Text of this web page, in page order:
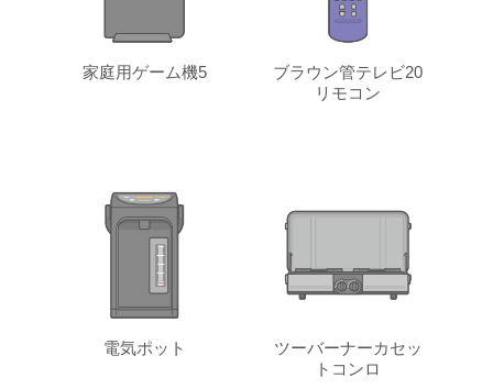
家庭用ゲーム機5
ブラウン管テレビ20
リモコン
電気ポット
ツーバーナーカセッ
トコンロ